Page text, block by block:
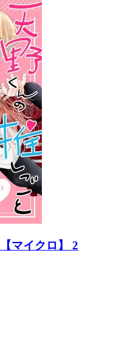
マイクロ】 2